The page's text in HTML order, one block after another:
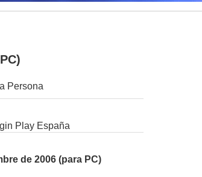
Persona
Play España
de 2006 (para PC)